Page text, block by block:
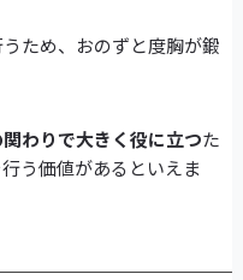
ため、おのずと度胸が鍛
わりで大きく役に立つた
う価値があるといえま